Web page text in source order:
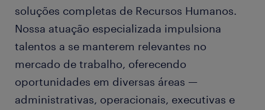
soluções completas de Recursos Humanos.
Nossa atuação especializada impulsiona
talentos a se manterem relevantes no
mercado de trabalho, oferecendo
oportunidades em diversas áreas —
administrativas, operacionais, executivas e